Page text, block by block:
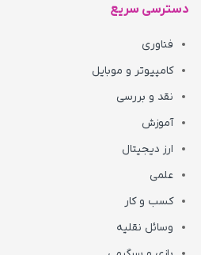
دسترسی سریع
فناوری
کامپیوتر و موبایل
نقد و بررسی
آموزش
ارز دیجیتال
علمی
کسب و کار
وسائل نقلیه